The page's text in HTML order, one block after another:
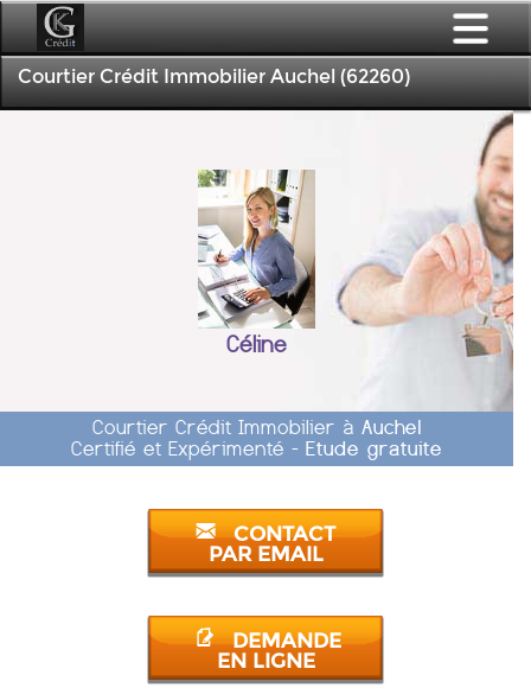
Courtier Crédit Immobilier Auchel (62260)
Céline
Courtier Crédit Immobilier à Auchel
Certifié et Expérimenté - Etude gratuite
CONTACT
PAR EMAIL
DEMANDE
EN LIGNE